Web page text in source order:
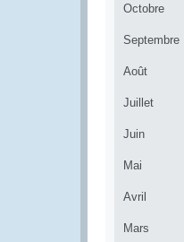
Octobre
Septembre
Août
Juillet
Juin
Mai
Avril
Mars